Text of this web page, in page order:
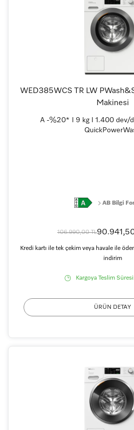
WED385WCS TR LW
Makinesi
A -%20* I 9 kg I 1.400 dev/
AB Bilgi
106.990,00 TL
Kredi kartı ile tek çekim veya havale ile
indirim
Kargoya Teslim
ÜRÜN DETAY